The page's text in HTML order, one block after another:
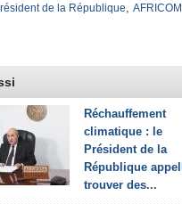
de la République AFRICOM
Réchauffement
climatique : le
Président de la
République
trouver des...